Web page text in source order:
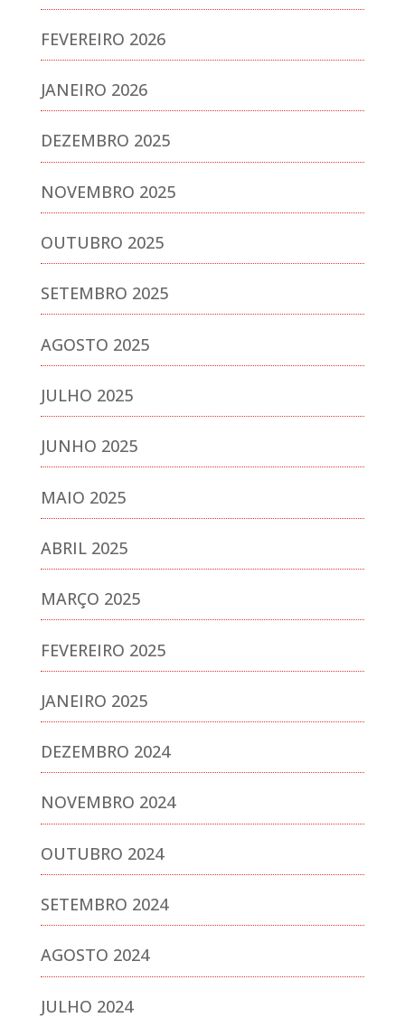
FEVEREIRO 2026
JANEIRO 2026
DEZEMBRO 2025
NOVEMBRO 2025
OUTUBRO 2025
SETEMBRO 2025
AGOSTO 2025
JULHO 2025
JUNHO 2025
MAIO 2025
ABRIL 2025
MARÇO 2025
FEVEREIRO 2025
JANEIRO 2025
DEZEMBRO 2024
NOVEMBRO 2024
OUTUBRO 2024
SETEMBRO 2024
AGOSTO 2024
JULHO 2024